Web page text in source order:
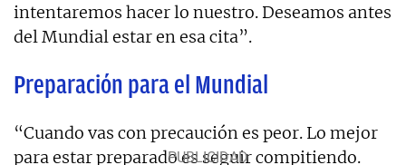
intentaremos hacer lo nuestro. Deseamos antes
del Mundial estar en esa cita”.
Preparación para el Mundial
“Cuando vas con precaución es peor. Lo mejor
para estar preparado es seguir compitiendo.